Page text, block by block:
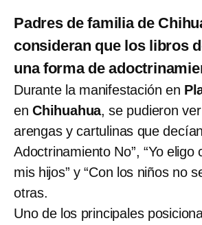
Padres de familia de
consideran que los libros
una forma de
Durante la manifestación en
en Chihuahua, se pudieron
arengas y cartulinas que
Adoctrinamiento No”, “Yo eligo
mis hijos” y “Con los niños no
otras.
Uno de los principales